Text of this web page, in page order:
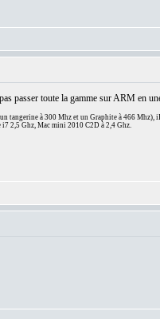
passer toute la gamme sur ARM en
tangerine à 300 Mhz et un Graphite à 466
2,5 Ghz, Mac mini 2010 C2D à 2,4 Ghz.